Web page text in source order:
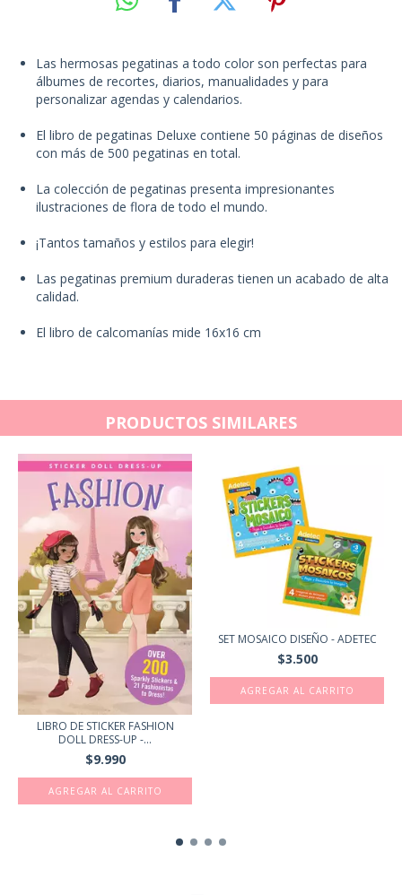
Las hermosas pegatinas a todo color son perfectas para
álbumes de recortes, diarios, manualidades y para
personalizar agendas y calendarios.
El libro de pegatinas Deluxe contiene 50 páginas de diseños
con más de 500 pegatinas en total.
La colección de pegatinas presenta impresionantes
ilustraciones de flora de todo el mundo.
¡Tantos tamaños y estilos para elegir!
Las pegatinas premium duraderas tienen un acabado de alta
calidad.
El libro de calcomanías mide 16x16 cm
PRODUCTOS SIMILARES
LIBRO DE STICKER FASHION
DOLL DRESS-UP -...
$9.990
SET MOSAICO DISEÑO - ADETEC
$3.500
AGREGAR AL CARRITO